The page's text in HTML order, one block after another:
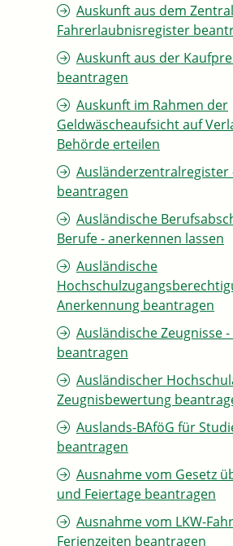
Auskunft aus dem
Fahrerlaubnisregister
Auskunft aus der
beantragen
Auskunft im Rahmen der
Geldwäscheaufsicht auf
Behörde erteilen
Ausländerzentralregister
beantragen
Ausländische
Berufe - anerkennen lassen
Ausländische
Anerkennung beantragen
Ausländische Zeugnisse
beantragen
Ausländischer
Zeugnisbewertung
Auslands-BAföG für
beantragen
Ausnahme vom Gesetz
und Feiertage beantragen
Ausnahme vom LKW-
Ferienzeiten beantragen